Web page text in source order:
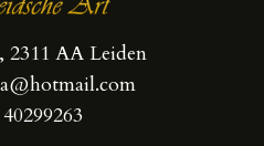
2311 AA Leiden